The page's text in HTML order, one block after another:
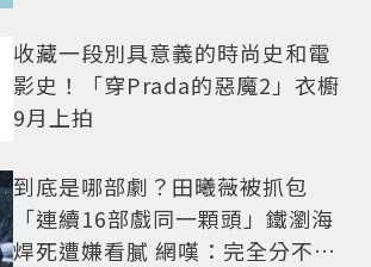
收藏一段別具意義的時尚史和電
影史！「穿Prada的惡魔2」衣櫥
9月上拍
到底是哪部劇？田曦薇被抓包
「連續16部戲同一顆頭」鐵瀏海
焊死遭嫌看膩 網嘆：完全分不出